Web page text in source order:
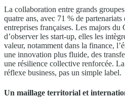
La collaboration entre grands
quatre ans, avec 71 % de
entreprises françaises. Les majors
d’observer les start-up, elles les
valeur, notamment dans la finance,
une innovation plus fluide, des
une résilience collective renforcée.
réflexe business, pas un simple label.
Un maillage territorial et